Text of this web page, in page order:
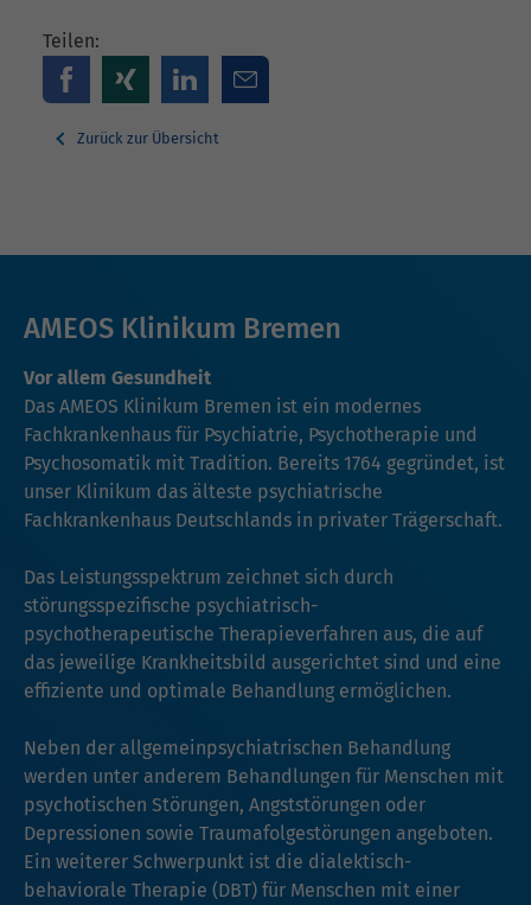
Teilen:
Zurück zur Übersicht
AMEOS Klinikum Bremen
Vor allem Gesundheit
Das AMEOS Klinikum Bremen ist ein modernes
Fachkrankenhaus für Psychiatrie, Psychotherapie und
Psychosomatik mit Tradition. Bereits 1764 gegründet, ist
unser Klinikum das älteste psychiatrische
Fachkrankenhaus Deutschlands in privater Trägerschaft.
Das Leistungsspektrum zeichnet sich durch
störungsspezifische psychiatrisch-
psychotherapeutische Therapieverfahren aus, die auf
das jeweilige Krankheitsbild ausgerichtet sind und eine
effiziente und optimale Behandlung ermöglichen.
Neben der allgemeinpsychiatrischen Behandlung
werden unter anderem Behandlungen für Menschen mit
psychotischen Störungen, Angststörungen oder
Depressionen sowie Traumafolgestörungen angeboten.
Ein weiterer Schwerpunkt ist die dialektisch-
behaviorale Therapie (DBT) für Menschen mit einer